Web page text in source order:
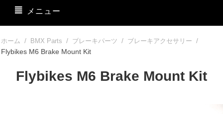
メニュー
ホーム / BMX Parts / ブレーキパーツ / ブレーキアクセサリー /
Flybikes M6 Brake Mount Kit
Flybikes M6 Brake Mount Kit